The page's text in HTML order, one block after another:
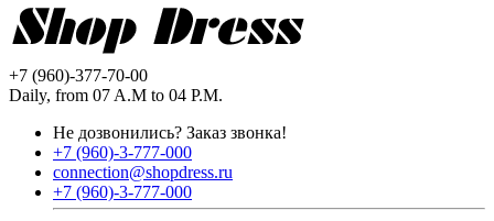
+7 (960)-377-70-00
Daily, from 07 A.M to 04 P.M.
Не дозвонились? Заказ звонка!
+7 (960)-3-777-000
connection@shopdress.ru
+7 (960)-3-777-000